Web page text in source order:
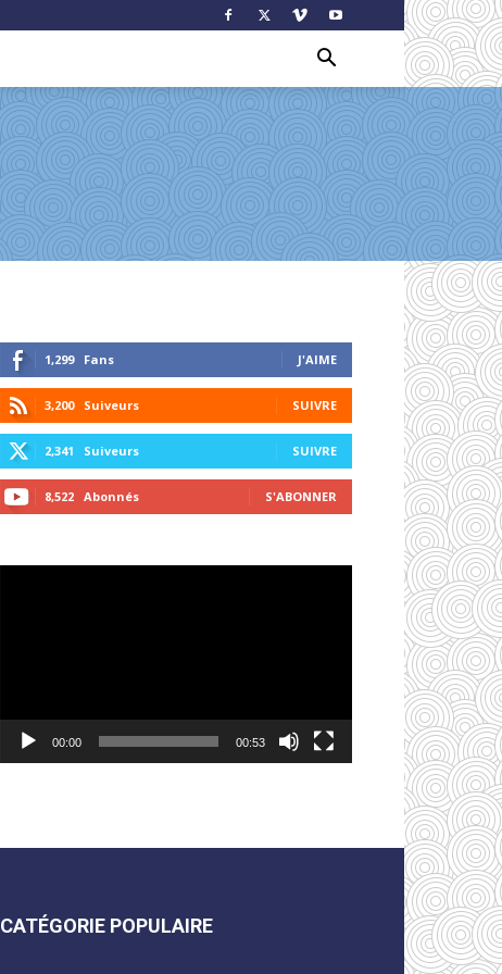
1,299 Fans J'AIME
3,200 Suiveurs SUIVRE
2,341 Suiveurs SUIVRE
8,522 Abonnés S'ABONNER
00:00 00:53
CATÉGORIE POPULAIRE